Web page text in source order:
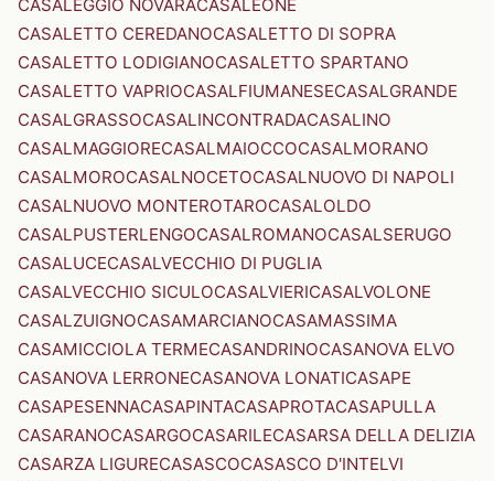
CASALEGGIO NOVARACASALEONE
CASALETTO CEREDANOCASALETTO DI SOPRA
CASALETTO LODIGIANOCASALETTO SPARTANO
CASALETTO VAPRIOCASALFIUMANESECASALGRANDE
CASALGRASSOCASALINCONTRADACASALINO
CASALMAGGIORECASALMAIOCCOCASALMORANO
CASALMOROCASALNOCETOCASALNUOVO DI NAPOLI
CASALNUOVO MONTEROTAROCASALOLDO
CASALPUSTERLENGOCASALROMANOCASALSERUGO
CASALUCECASALVECCHIO DI PUGLIA
CASALVECCHIO SICULOCASALVIERICASALVOLONE
CASALZUIGNOCASAMARCIANOCASAMASSIMA
CASAMICCIOLA TERMECASANDRINOCASANOVA ELVO
CASANOVA LERRONECASANOVA LONATICASAPE
CASAPESENNACASAPINTACASAPROTACASAPULLA
CASARANOCASARGOCASARILECASARSA DELLA DELIZIA
CASARZA LIGURECASASCOCASASCO D'INTELVI